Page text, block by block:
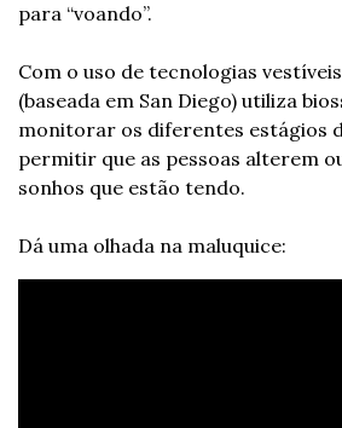
para “voando”.
Com o uso de tecnologias
(baseada em San Diego) utiliza
monitorar os diferentes estágios
permitir que as pessoas alterem
sonhos que estão tendo.
Dá uma olhada na maluquice: